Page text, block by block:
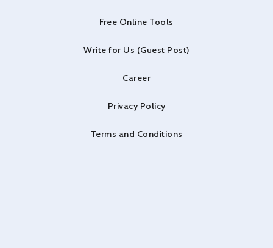
Free Online Tools
Write for Us (Guest Post)
Career
Privacy Policy
Terms and Conditions